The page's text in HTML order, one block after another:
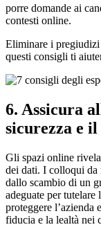
porre domande ai
contesti online.
Eliminare i pregiudizi
questi consigli ti
6. Assicura
sicurezza e
Gli spazi online
dei dati. I colloqui da
dallo scambio di un
adeguate per
proteggere l’azienda
fiducia e la lealtà nei